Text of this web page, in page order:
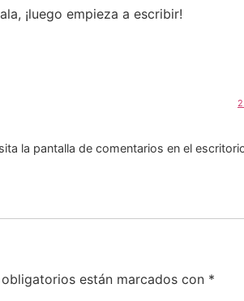
¡luego empieza a escribir!
la pantalla de comentarios en el
están marcados con *